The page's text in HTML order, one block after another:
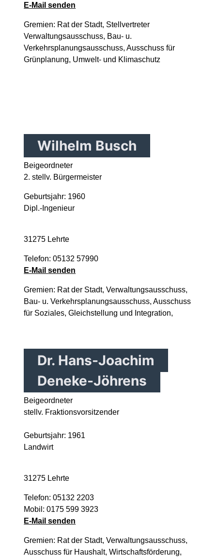
E-Mail senden
Gremien: Rat der Stadt, Stellvertreter
Verwaltungsausschuss, Bau- u.
Verkehrsplanungsausschuss, Ausschuss für
Grünplanung, Umwelt- und Klimaschutz
Wilhelm Busch
Beigeordneter
2. stellv. Bürgermeister
Geburtsjahr: 1960
Dipl.-Ingenieur
31275 Lehrte
Telefon: 05132 57990
E-Mail senden
Gremien: Rat der Stadt, Verwaltungsausschuss,
Bau- u. Verkehrsplanungsausschuss, Ausschuss
für Soziales, Gleichstellung und Integration,
Dr. Hans-Joachim
Deneke-Jöhrens
Beigeordneter
stellv. Fraktionsvorsitzender
Geburtsjahr: 1961
Landwirt
31275 Lehrte
Telefon: 05132 2203
Mobil: 0175 599 3923
E-Mail senden
Gremien: Rat der Stadt, Verwaltungsausschuss,
Ausschuss für Haushalt, Wirtschaftsförderung,